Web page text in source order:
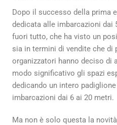
Dopo il successo della prima
dedicata alle imbarcazioni dai
fuori tutto, che ha visto un
sia in termini di vendite che di
organizzatori hanno deciso di
modo significativo gli spazi
dedicando un intero
imbarcazioni dai 6 ai 20 metri.
Ma non è solo questa la